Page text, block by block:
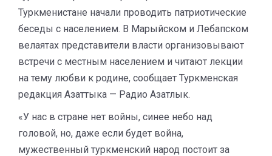
Туркменистане начали проводить патриотические
беседы с населением. В Марыйском и Лебапском
велаятах представители власти организовывают
встречи с местным населением и читают лекции
на тему любви к родине, сообщает Туркменская
редакция Азаттыка — Радио Азатлык.
«У нас в стране нет войны, синее небо над
головой, но, даже если будет война,
мужественный туркменский народ постоит за